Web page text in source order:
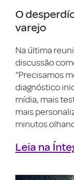
O
varejo
Na última
discussão
“Precisamos
diagnóstico
mídia, mais
mais
minutos
Leia na